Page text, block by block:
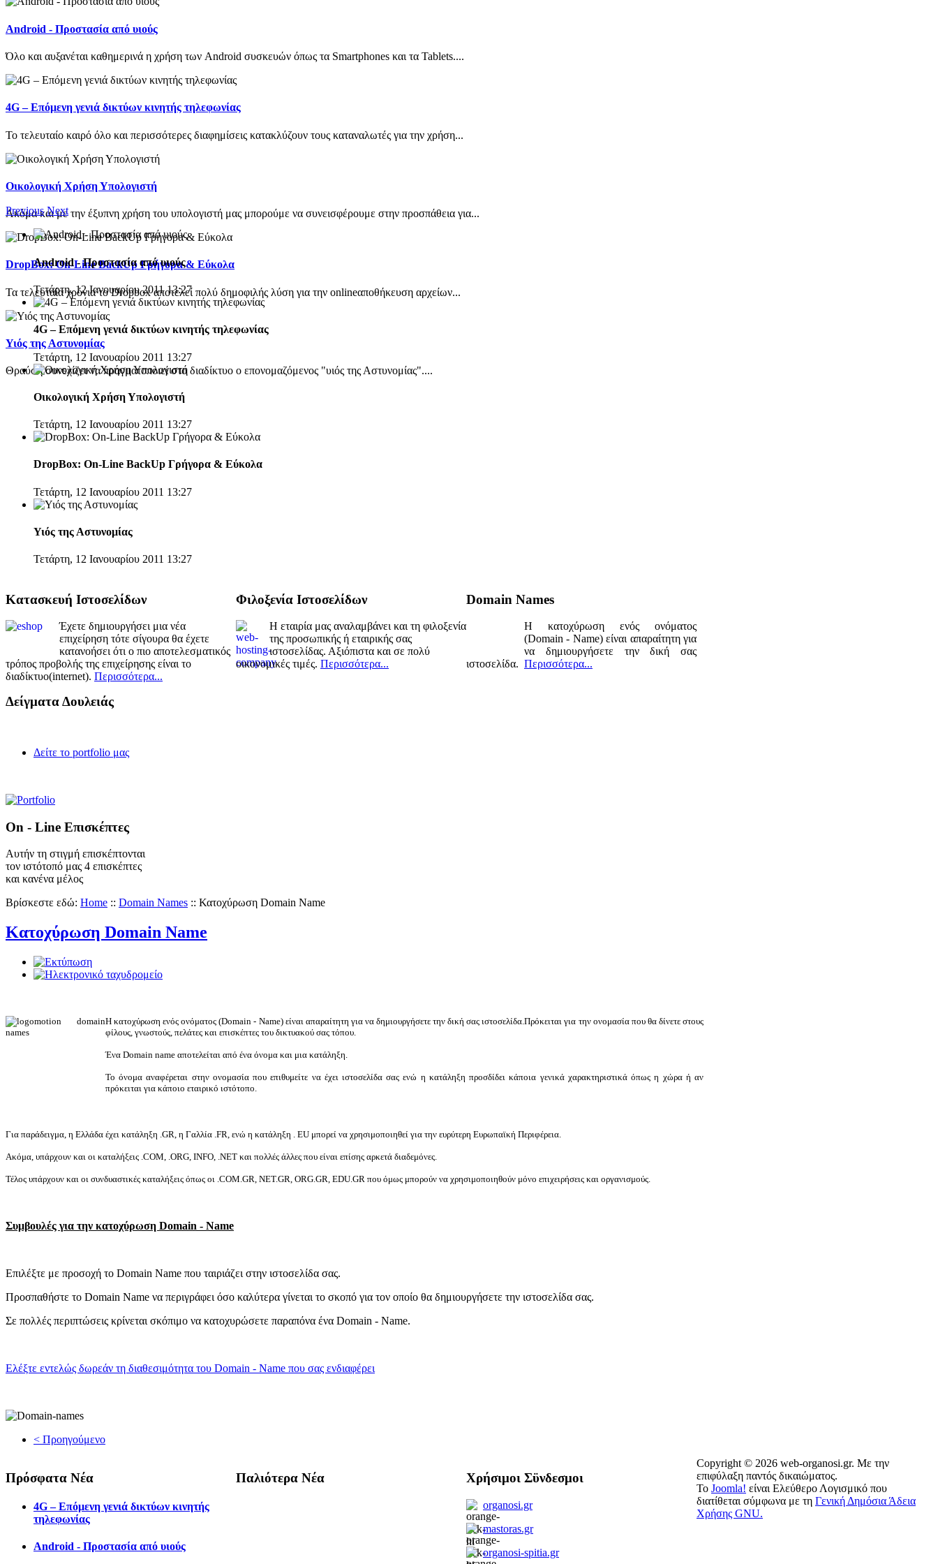
Android - Προστασία από υιούς
Όλο και αυξανέται καθημερινά η χρήση των Android συσκευών όπως τα Smartphones και τα Tablets....
4G – Επόμενη γενιά δικτύων κινητής τηλεφωνίας
Το τελευταίο καιρό όλο και περισσότερες διαφημίσεις κατακλύζουν τους καταναλωτές για την χρήση...
Οικολογική Χρήση Υπολογιστή
Ακόμα και με την έξυπνη χρήση του υπολογιστή μας μπορούμε να συνεισφέρουμε στην προσπάθεια για...
DropBox: On-Line BackUp Γρήγορα & Εύκολα
Τα τελευταία χρόνια το Dropbox αποτελεί πολύ δημοφιλής λύση για την onlineαποθήκευση αρχείων...
Υιός της Αστυνομίας
Θραύση συνεχίζει να πραγματοποιεί στο διαδίκτυο ο επονομαζόμενος "υιός της Αστυνομίας"....
Previous Next
Android - Προστασία από υιούς
Τετάρτη, 12 Ιανουαρίου 2011 13:27
4G – Επόμενη γενιά δικτύων κινητής τηλεφωνίας
Τετάρτη, 12 Ιανουαρίου 2011 13:27
Οικολογική Χρήση Υπολογιστή
Τετάρτη, 12 Ιανουαρίου 2011 13:27
DropBox: On-Line BackUp Γρήγορα & Εύκολα
Τετάρτη, 12 Ιανουαρίου 2011 13:27
Υιός της Αστυνομίας
Τετάρτη, 12 Ιανουαρίου 2011 13:27
Κατασκευή Ιστοσελίδων
Έχετε δημιουργήσει μια νέα
επιχείρηση τότε σίγουρα θα έχετε
κατανοήσει ότι ο πιο αποτελεσματικός
τρόπος προβολής της επιχείρησης είναι το
διαδίκτυο(internet). Περισσότερα...
Φιλοξενία Ιστοσελίδων
Η εταιρία μας αναλαμβάνει και τη φιλοξενία
της προσωπικής ή εταιρικής σας
ιστοσελίδας. Αξιόπιστα και σε πολύ
οικονομικές τιμές. Περισσότερα...
Domain Names
Η κατοχύρωση ενός ονόματος
(Domain - Name) είναι απαραίτητη για
να δημιουργήσετε την δική σας
ιστοσελίδα. Περισσότερα...
Δείγματα Δουλειάς
Δείτε το portfolio μας
On - Line Επισκέπτες
Αυτήν τη στιγμή επισκέπτονται
τον ιστότοπό μας 4 επισκέπτες
και κανένα μέλος
Βρίσκεστε εδώ: Home :: Domain Names :: Κατοχύρωση Domain Name
Κατοχύρωση Domain Name
Η κατοχύρωση ενός ονόματος (Domain - Name) είναι απαραίτητη για να δημιουργήσετε την δική σας ιστοσελίδα.Πρόκειται για την ονομασία που θα δίνετε στους
φίλους, γνωστούς, πελάτες και επισκέπτες του δικτυακού σας τόπου.
Ένα Domain name αποτελείται από ένα όνομα και μια κατάληξη.
Το όνομα αναφέρεται στην ονομασία που επιθυμείτε να έχει ιστοσελίδα σας ενώ η κατάληξη προσδίδει κάποια γενικά χαρακτηριστικά όπως η χώρα ή αν
πρόκειται για κάποιο εταιρικό ιστότοπο.
Για παράδειγμα, η Ελλάδα έχει κατάληξη .GR, η Γαλλία .FR, ενώ η κατάληξη . EU μπορεί να χρησιμοποιηθεί για την ευρύτερη Ευρωπαϊκή Περιφέρεια.
Ακόμα, υπάρχουν και οι καταλήξεις .COM, .ORG, INFO, .NET και πολλές άλλες που είναι επίσης αρκετά διαδεμόνες.
Τέλος υπάρχουν και οι συνδυαστικές καταλήξεις όπως οι .COM.GR, NET.GR, ORG.GR, EDU.GR που όμως μπορούν να χρησιμοποιηθούν μόνο επιχειρήσεις και οργανισμούς.
Συμβουλές για την κατοχύρωση Domain - Name
Επιλέξτε με προσοχή το Domain Name που ταιριάζει στην ιστοσελίδα σας.
Προσπαθήστε το Domain Name να περιγράφει όσο καλύτερα γίνεται το σκοπό για τον οποίο θα δημιουργήσετε την ιστοσελίδα σας.
Σε πολλές περιπτώσεις κρίνεται σκόπιμο να κατοχυρώσετε παραπόνα ένα Domain - Name.
Ελέξτε εντελώς δωρεάν τη διαθεσιμότητα του Domain - Name που σας ενδιαφέρει
< Προηγούμενο
Πρόσφατα Νέα
4G – Επόμενη γενιά δικτύων κινητής
τηλεφωνίας
Android - Προστασία από υιούς
Παλιότερα Νέα Χρήσιμοι Σϋνδεσμοι
organosi.gr
mastoras.gr
organosi-spitia.gr
Copyright © 2026 web-organosi.gr. Με την
επιφύλαξη παντός δικαιώματος.
Το Joomla! είναι Ελεύθερο Λογισμικό που
διατίθεται σύμφωνα με τη Γενική Δημόσια Άδεια
Χρήσης GNU.